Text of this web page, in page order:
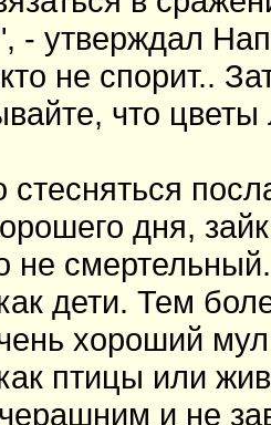
- утверждал
не спорит..
что
дня,
не смертельный.
дети. Тем
хороший
птицы или
и не